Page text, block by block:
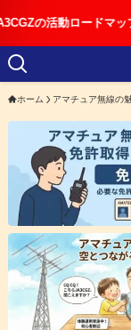
ドマップを公開しまし
ホーム アマチュア無線の